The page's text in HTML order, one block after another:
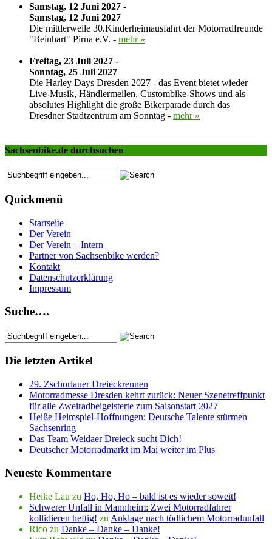
Samstag, 12 Juni 2027 -
Samstag, 12 Juni 2027
Die mittlerweile 30.Kinderheimausfahrt der Motorradfreunde
"Beinhart" Pirna e.V. - mehr »
Freitag, 23 Juli 2027 -
Sonntag, 25 Juli 2027
Die Harley Days Dresden 2027 - das Event bietet wieder
Live-Musik, Händlermeilen, Custombike-Shows und als
absolutes Highlight die große Bikerparade durch das
Dresdner Stadtzentrum am Sonntag - mehr »
Sachsenbike.de durchsuchen
Quickmenü
Startseite
Der Verein
Der Verein – Intern
Partner von Sachsenbike werden?
Kontakt
Datenschutzerklärung
Impressum
Suche….
Die letzten Artikel
29. Zschorlauer Dreieckrennen
Motorradmesse Dresden kehrt zurück: Neuer Szenetreffpunkt
für alle Zweiradbeigeisterte zum Saisonstart 2027
Heiße Heimspiel-Hoffnungen: Deutsche Talente stürmen
Sachsenring
Das Team Weidaer Dreieck sucht Dich!
Deutscher Motorradmarkt im Mai weiter im Plus
Neueste Kommentare
Heike Lau zu Ho, Ho, Ho – bald ist es wieder soweit!
Schwerer Unfall in Mannheim: Zwei Motorradfahrer
kollidieren heftig! zu Anklage nach tödlichem Motorradunfall
Rico zu Danke – Danke – Danke!